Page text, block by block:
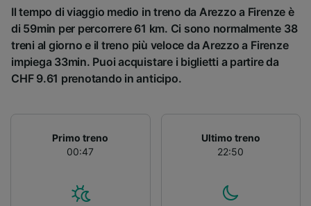
Il tempo di viaggio medio in treno da Arezzo a Firenze è
di 59min per percorrere 61 km. Ci sono normalmente 38
treni al giorno e il treno più veloce da Arezzo a Firenze
impiega 33min. Puoi acquistare i biglietti a partire da
CHF 9.61 prenotando in anticipo.
Primo treno
00:47
Ultimo treno
22:50
dei contenuti e degli annunci, ricerche sul
pubblico, sviluppo di servizi.
Elenco dei partner (fornitori)